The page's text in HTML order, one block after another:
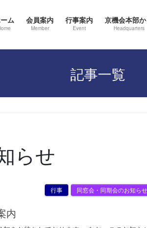
ム 会員案内
Member
行事案内
Event
京機会本部
Headquarters
記事一覧
らせ
同窓会・同期会のお知らせ
行事
内